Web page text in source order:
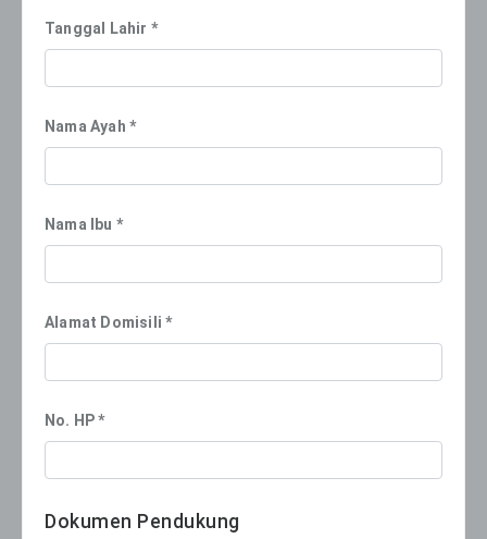
Tanggal Lahir *
Nama Ayah *
Nama Ibu *
Alamat Domisili *
No. HP *
Dokumen Pendukung